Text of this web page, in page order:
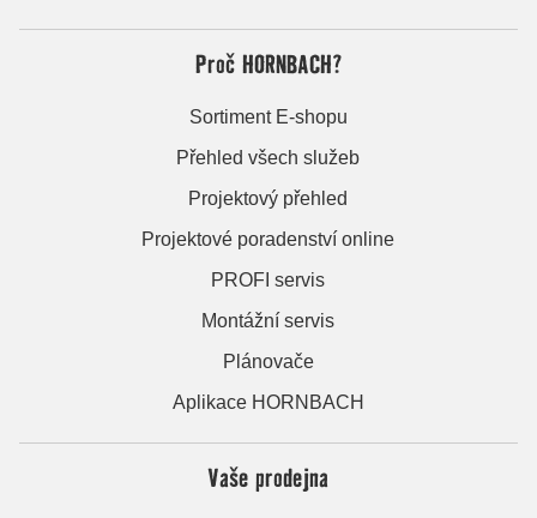
Proč HORNBACH?
Sortiment E-shopu
Přehled všech služeb
Projektový přehled
Projektové poradenství online
PROFI servis
Montážní servis
Plánovače
Aplikace HORNBACH
Vaše prodejna